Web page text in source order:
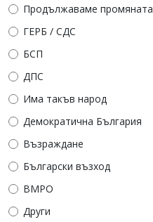
Продължаваме промяната
ГЕРБ / СДС
БСП
ДПС
Има такъв народ
Демократична България
Възраждане
Български възход
ВМРО
Други